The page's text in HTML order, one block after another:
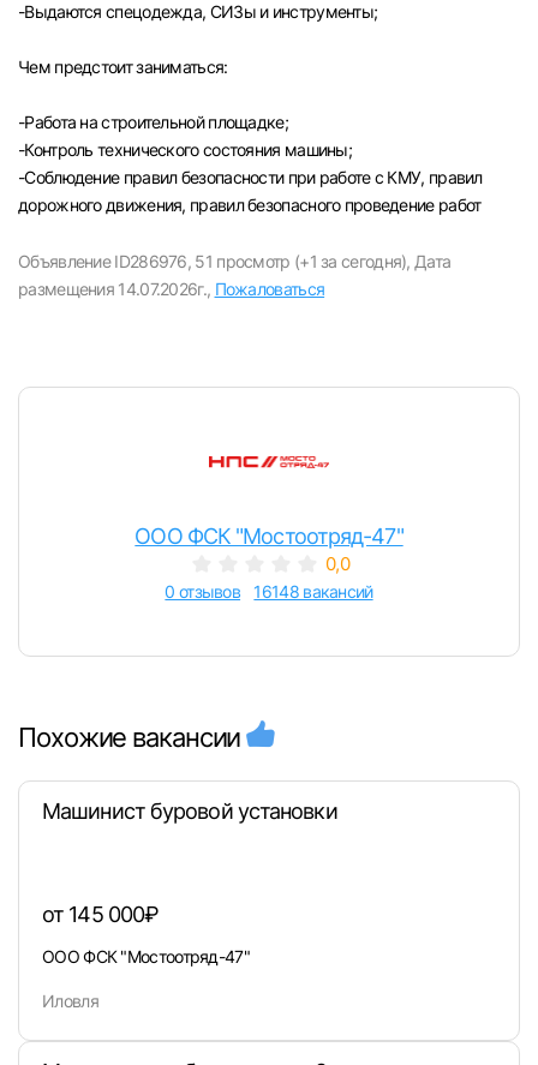
-Выдаются спецодежда, СИЗы и инструменты;
Чем предстоит заниматься:
-Paбота на строительной площадке;
-Контроль технического состояния машины;
-Соблюдение правил безопасности при работе с КМУ, правил
дорожного движения, правил безопасного проведение работ
Объявление ID286976, 51 просмотр (+1 за сегодня), Дата
размещения 14.07.2026г., Пожаловаться
ООО ФСК "Мостоотряд-47"
0,0
0 отзывов 16148 вакансий
Похожие вакансии
Машинист буровой установки
от 145 000₽
ООО ФСК "Мостоотряд-47"
Иловля